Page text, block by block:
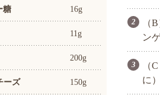
糖 16g
11g
200g
ーズ 150g
（
ン
（
に）